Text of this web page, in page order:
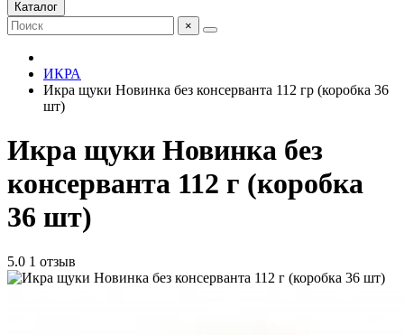
Каталог
×
ИКРА
Икра щуки Новинка без консерванта 112 гр (коробка 36
шт)
Икра щуки Новинка без
консерванта 112 г (коробка
36 шт)
5.0 1 отзыв